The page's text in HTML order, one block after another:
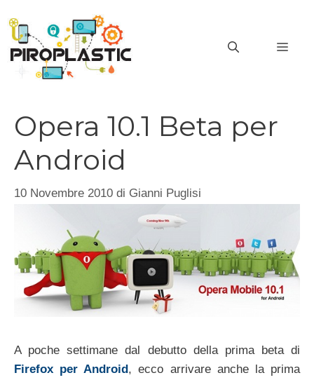
contenuto
Opera 10.1 Beta per
Android
10 Novembre 2010 di Gianni Puglisi
A poche settimane dal debutto della prima beta di
Firefox per Android, ecco arrivare anche la prima